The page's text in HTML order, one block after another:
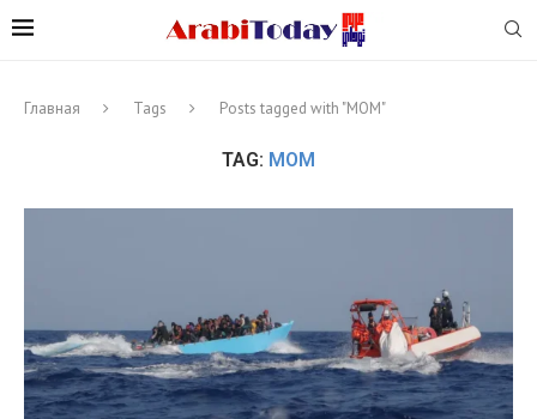
Главная Tags Posts tagged with "МОМ"
TAG: МОМ